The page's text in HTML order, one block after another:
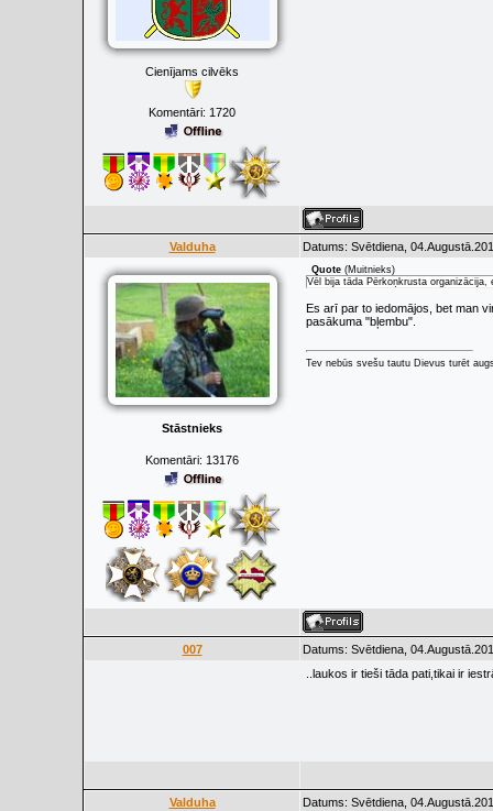
Cienījams cilvēks
Komentāri: 1720
Valduha Datums: Svētdiena,
Stāstnieks
Komentāri: 13176
Quote (Muitnieks)
Vēl bija tāda Pērkoņkrusta organizācija,
Es arī par to iedomājos, bet man
pasākuma "bļembu".
Tev nebūs svešu tautu Dievus turēt
007
Datums: Svētdiena,
..laukos ir tieši tāda pati,tikai ir
Valduha Datums: Svētdiena,